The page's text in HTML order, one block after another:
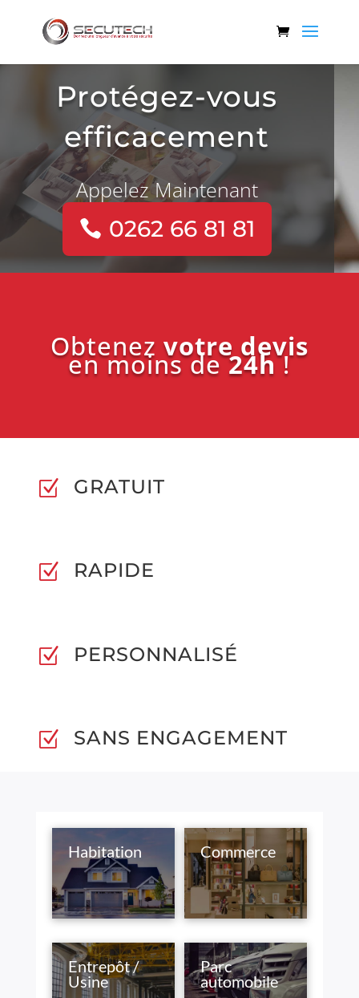
Protégez-vous
efficacement
Appelez Maintenant
0262 66 81 81
Obtenez votre devis
en moins de24h!
Z GRATUIT
Z RAPIDE
Z PERSONNALISÉ
Z SANS ENGAGEMENT
Habitation
Entrepôt /
Usine
Commerce
Parc
automobile